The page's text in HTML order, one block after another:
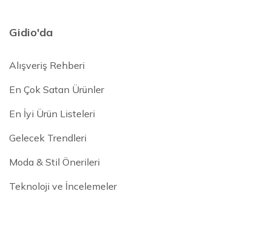
Gidio'da
Alışveriş Rehberi
En Çok Satan Ürünler
En İyi Ürün Listeleri
Gelecek Trendleri
Moda & Stil Önerileri
Teknoloji ve İncelemeler